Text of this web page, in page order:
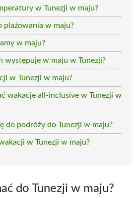
w Tunezji w maju?
plażowania w maju?
w maju?
występuje w maju w Tunezji?
w Tunezji w maju?
wakacje all-inclusive w Tunezji w
do podróży do Tunezji w maju?
w Tunezji w maju?
do Tunezji w maju?